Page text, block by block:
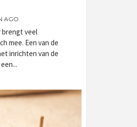
AGO
brengt veel
mee. Een van de
inrichten van de